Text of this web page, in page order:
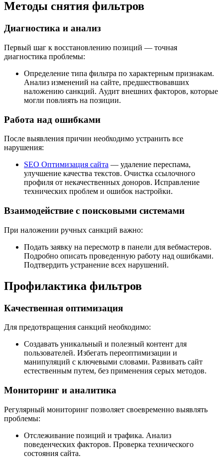
Методы снятия фильтров
Диагностика и анализ
Первый шаг к восстановлению позиций — точная
диагностика проблемы:
Определение типа фильтра по характерным признакам.
Анализ изменений на сайте, предшествовавших
наложению санкций. Аудит внешних факторов, которые
могли повлиять на позиции.
Работа над ошибками
После выявления причин необходимо устранить все
нарушения:
SEO Оптимизация сайта — удаление переспама,
улучшение качества текстов. Очистка ссылочного
профиля от некачественных доноров. Исправление
технических проблем и ошибок настройки.
Взаимодействие с поисковыми системами
При наложении ручных санкций важно:
Подать заявку на пересмотр в панели для вебмастеров.
Подробно описать проведенную работу над ошибками.
Подтвердить устранение всех нарушений.
Профилактика фильтров
Качественная оптимизация
Для предотвращения санкций необходимо:
Создавать уникальный и полезный контент для
пользователей. Избегать переоптимизации и
манипуляций с ключевыми словами. Развивать сайт
естественным путем, без применения серых методов.
Мониторинг и аналитика
Регулярный мониторинг позволяет своевременно выявлять
проблемы:
Отслеживание позиций и трафика. Анализ
поведенческих факторов. Проверка технического
состояния сайта.